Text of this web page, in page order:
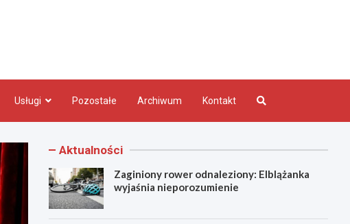
Usługi Pozostałe Archiwum Kontakt
Aktualności
Zaginiony rower odnaleziony: Elblążanka
wyjaśnia nieporozumienie